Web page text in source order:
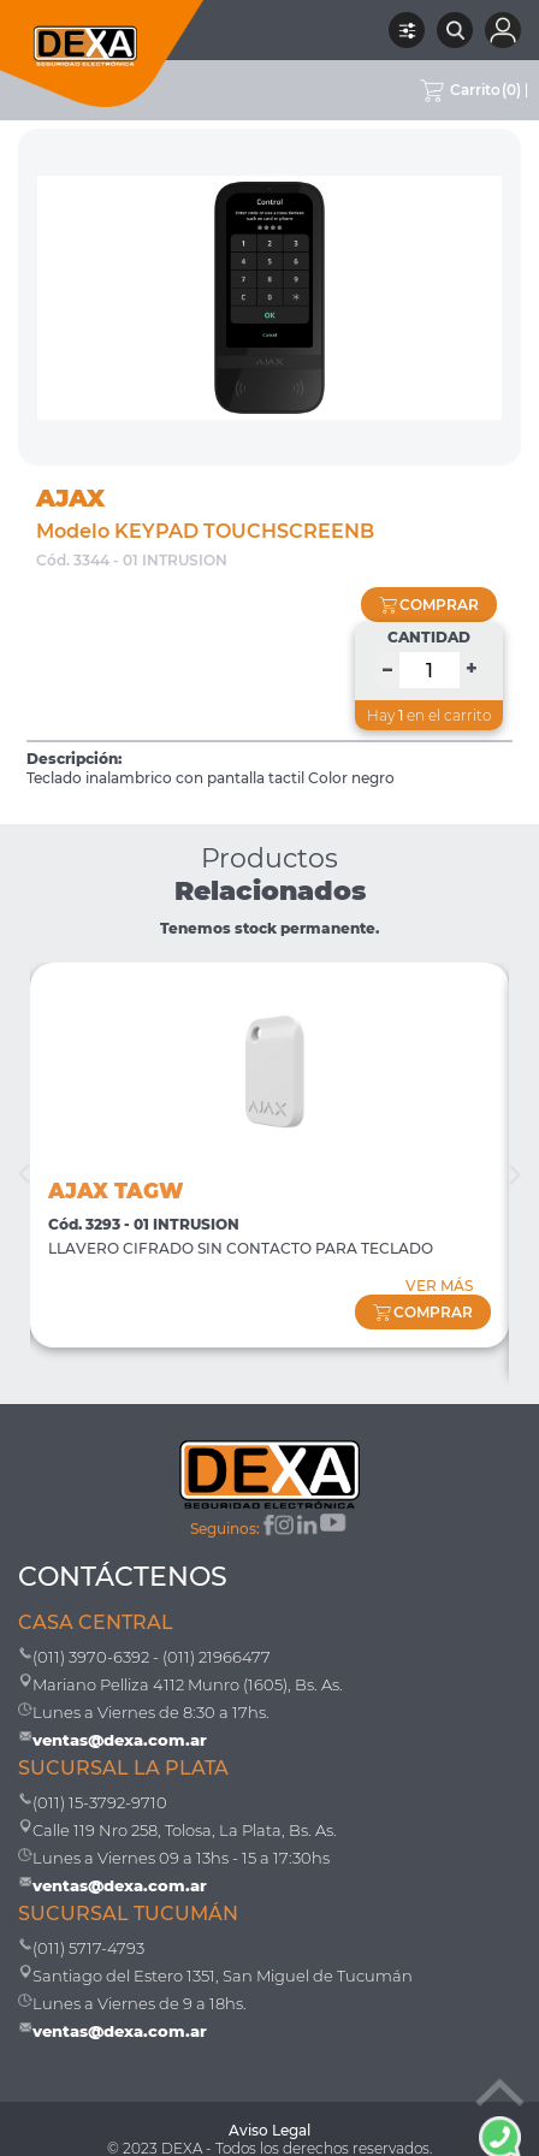
Carrito (0)
RUBRO 01 INTRUSION
AJAX
Modelo KEYPAD TOUCHSCREENB
Cód. 3344 - 01 INTRUSION
COMPRAR
CANTIDAD
– +
Hay 1 en el carrito
Descripción:
Teclado inalambrico con pantalla tactil Color negro
Productos
Relacionados
Tenemos stock permanente.
AJAX TAGW
Cód. 3293 - 01 INTRUSION
LLAVERO CIFRADO SIN CONTACTO PARA TECLADO
VER MÁS
COMPRAR
Seguinos:
CONTÁCTENOS
CASA CENTRAL
(011) 3970-6392 - (011) 21966477
Mariano Pelliza 4112 Munro (1605), Bs. As.
Lunes a Viernes de 8:30 a 17hs.
ventas@dexa.com.ar
SUCURSAL LA PLATA
(011) 15-3792-9710
Calle 119 Nro 258, Tolosa, La Plata, Bs. As.
Lunes a Viernes 09 a 13hs - 15 a 17:30hs
ventas@dexa.com.ar
SUCURSAL TUCUMÁN
(011) 5717-4793
Santiago del Estero 1351, San Miguel de Tucumán
Lunes a Viernes de 9 a 18hs.
ventas@dexa.com.ar
Aviso Legal
© 2023 DEXA - Todos los derechos reservados.